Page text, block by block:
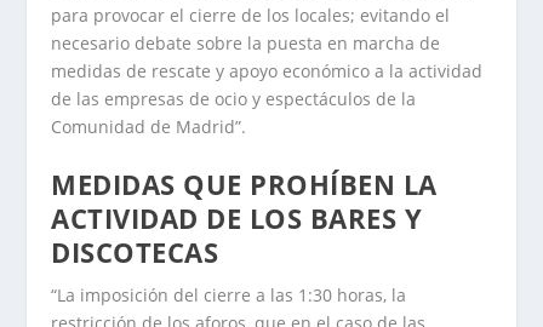
para provocar el cierre de los locales; evitando el
necesario debate sobre la puesta en marcha de
medidas de rescate y apoyo económico a la actividad
de las empresas de ocio y espectáculos de la
Comunidad de Madrid”.
MEDIDAS QUE PROHÍBEN LA
ACTIVIDAD DE LOS BARES Y
DISCOTECAS
“La imposición del cierre a las 1:30 horas, la